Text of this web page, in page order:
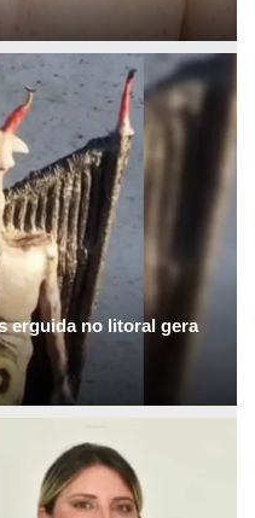
erguida no litoral gera